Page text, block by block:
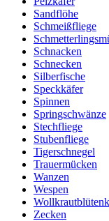
Sandflöhe
Schmeißfliege
Schnacken
Schnecken
Silberfische
Speckkäfer
Spinnen
Springschwänze
Stechfliege
Stubenfliege
Tigerschnegel
Trauermücken
Wanzen
Wespen
Zecken